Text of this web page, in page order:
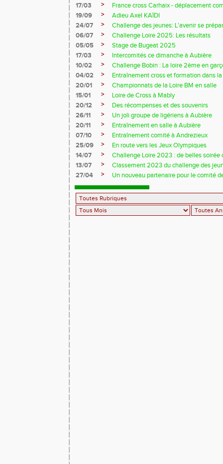
17/03
>
France cross Carhaix - déplacement
19/09
>
Adieu Axel KAÏDI
24/07
>
Challenge des jeunes: L'avenir se
06/07
>
Challenge Loire 2025: Les résultats
05/05
>
Stage de Bugeat 2025
17/03
>
Intercomités ce dimanche à Aubière
10/02
>
Challenge Bobin : La loire 2ème en
04/02
>
Entraînement cross et formation dans
20/01
>
Championnats de la Loire BM en salle
15/01
>
Loire de Cross à Mably
20/12
>
Des récompenses et des souvenirs
26/11
>
Un joli groupe de ligériens à Aubière
20/11
>
Entraînement en salle à Aubière
07/10
>
Entraînement comité à Andrezieux
25/09
>
En route vers les Jeux Olympiques
14/07
>
Challenge Loire 2023 : de belles soirée
13/07
>
Classement 2023 du challenge des
27/04
> Un nouveau partenaire pour le comité